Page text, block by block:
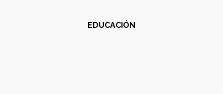
EDUCACIÓN